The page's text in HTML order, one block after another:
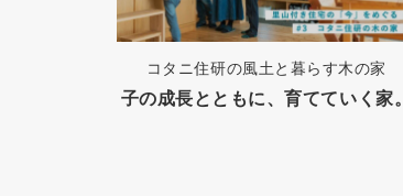
コタニ住研の風土と暮らす木の家
子の成長とともに、育てていく家。